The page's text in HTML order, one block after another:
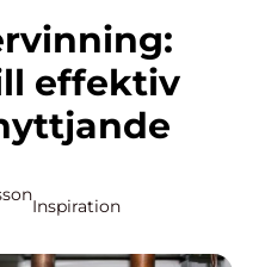
effektiv
Inspiration